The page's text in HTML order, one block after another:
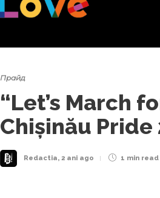
Прайд
“Let’s March
Chișinău Pride
Redactia, 2 ani ago 1 min read